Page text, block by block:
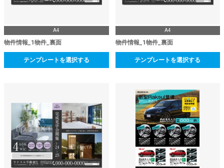
A4
物件情報_1物件_裏面
テンプレートを選択する
A4
物件情報_1物件_裏面
テンプレートを選択する